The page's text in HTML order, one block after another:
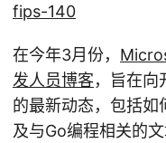
fips-140
在今年3月份，
发人员博客，旨在
的最新动态，包括
及与Go编程相关的文